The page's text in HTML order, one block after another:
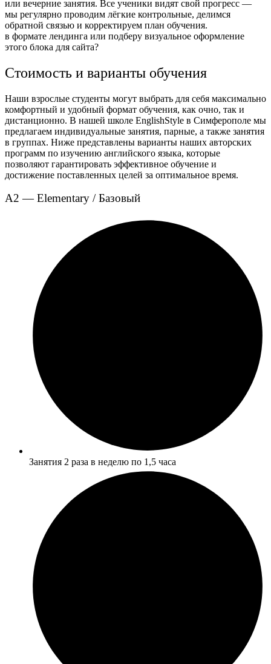
или вечерние занятия. Все ученики видят свой прогресс —
мы регулярно проводим лёгкие контрольные, делимся
обратной связью и корректируем план обучения.
в формате лендинга или подберу визуальное оформление
этого блока для сайта?
Стоимость и варианты обучения
Наши взрослые студенты могут выбрать для себя максимально
комфортный и удобный формат обучения, как очно, так и
дистанционно. В нашей школе EnglishStyle в Симферополе мы
предлагаем индивидуальные занятия, парные, а также занятия
в группах. Ниже представлены варианты наших авторских
программ по изучению английского языка, которые
позволяют гарантировать эффективное обучение и
достижение поставленных целей за оптимальное время.
A2 — Elementary / Базовый
Занятия 2 раза в неделю по 1,5 часа